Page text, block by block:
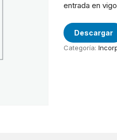
entrada en
Descargar
Categoría: